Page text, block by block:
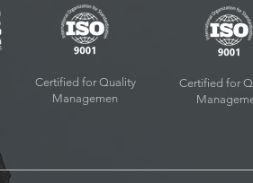
Certified for Quality
Managemen
Certified for